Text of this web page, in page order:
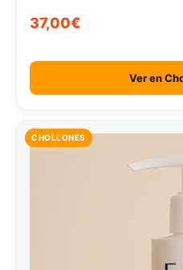
37,00€
Ver en
CHOLLONES